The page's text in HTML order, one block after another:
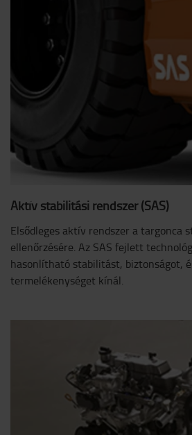
Aktív stabilitási rendszer (SAS)
Elsődleges aktív rendszer a targonca
ellenőrzésére. Az SAS fejlett
hasonlítható stabilitást, biztonságot,
termelékenységet kínál.